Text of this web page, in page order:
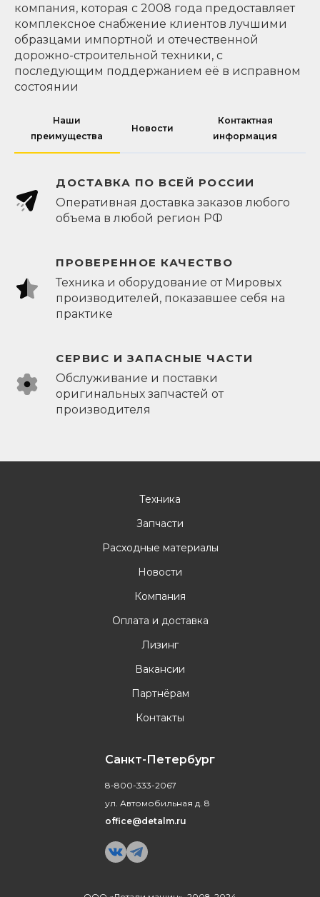
компания, которая с 2008 года предоставляет
комплексное снабжение клиентов лучшими
образцами импортной и отечественной
дорожно-строительной техники, с
последующим поддержанием её в исправном
состоянии
Наши
преимущества
Новости
Контактная
информация
ДОСТАВКА ПО ВСЕЙ РОССИИ
Оперативная доставка заказов любого
объема в любой регион РФ
ПРОВЕРЕННОЕ КАЧЕСТВО
Техника и оборудование от Мировых
производителей, показавшее себя на
практике
СЕРВИС И ЗАПАСНЫЕ ЧАСТИ
Обслуживание и поставки
оригинальных запчастей от
производителя
Техника
Запчасти
Расходные материалы
Новости
Компания
Оплата и доставка
Лизинг
Вакансии
Партнёрам
Контакты
Санкт-Петербург
8-800-333-2067
ул. Автомобильная д. 8
office@detalm.ru